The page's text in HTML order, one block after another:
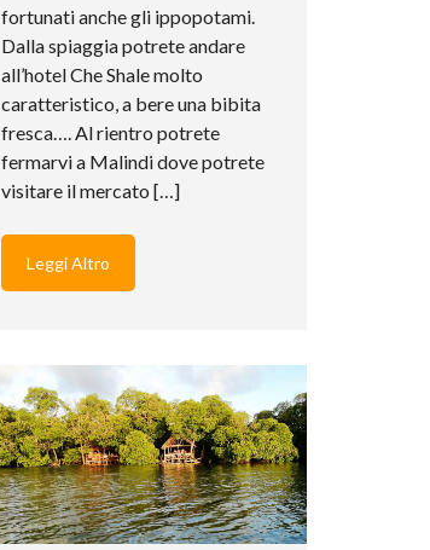
fortunati anche gli ippopotami.
Dalla spiaggia potrete andare
all’hotel Che Shale molto
caratteristico, a bere una bibita
fresca…. Al rientro potrete
fermarvi a Malindi dove potrete
visitare il mercato […]
Leggi Altro